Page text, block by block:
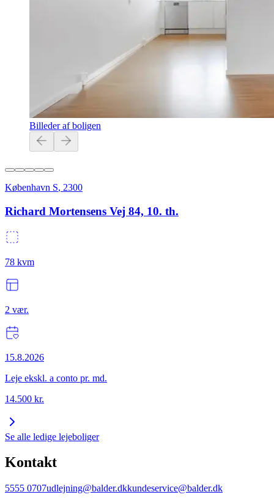
Billeder af boligen
København S, 2300
Richard Mortensens Vej 84, 10. th.
78 kvm
2 vær.
15.8.2026
Leje ekskl. a conto pr. md.
14.500 kr.
Se alle ledige lejeboliger
Kontakt
5555 0707udlejning@balder.dkkundeservice@balder.dk